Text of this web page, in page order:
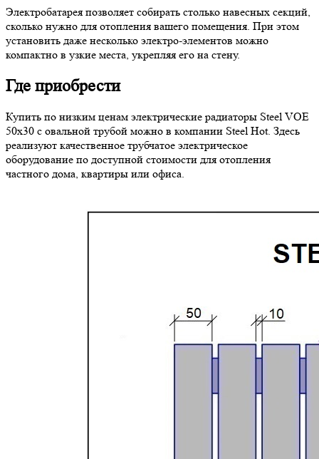
Электробатарея позволяет собирать столько навесных секций,
сколько нужно для отопления вашего помещения. При этом
установить даже несколько электро-элементов можно
компактно в узкие места, укрепляя его на стену.
Где приобрести
Купить по низким ценам электрические радиаторы Steel VOE
50х30 с овальной трубой можно в компании Steel Hot. Здесь
реализуют качественное трубчатое электрическое
оборудование по доступной стоимости для отопления
частного дома, квартиры или офиса.